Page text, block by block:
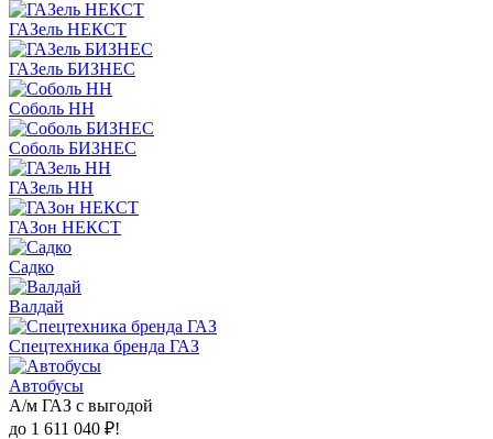
ГАЗель НЕКСТ
ГАЗель БИЗНЕС
Соболь НН
Соболь БИЗНЕС
ГАЗель НН
ГАЗон НЕКСТ
Садко
Валдай
Спецтехника бренда ГАЗ
Автобусы
А/м ГАЗ с выгодой
до 1 611 040 ₽!